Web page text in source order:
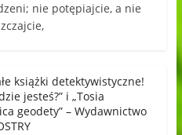
nie potępiajcie, a nie
książki detektywistyczne!
jesteś?” i „Tosia
geodety” – Wydawnictwo